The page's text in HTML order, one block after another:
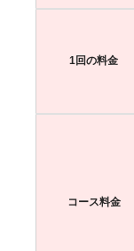
1回の料金
コース料金